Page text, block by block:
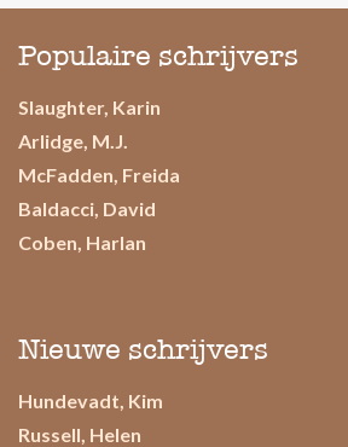
Populaire schrijvers
Slaughter, Karin
Arlidge, M.J.
McFadden, Freida
Baldacci, David
Coben, Harlan
Nieuwe schrijvers
Hundevadt, Kim
Russell, Helen